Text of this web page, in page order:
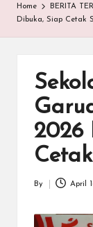
N
.C
O
Home BERITA
Dibuka, Siap Cetak
2026
Posted
By April